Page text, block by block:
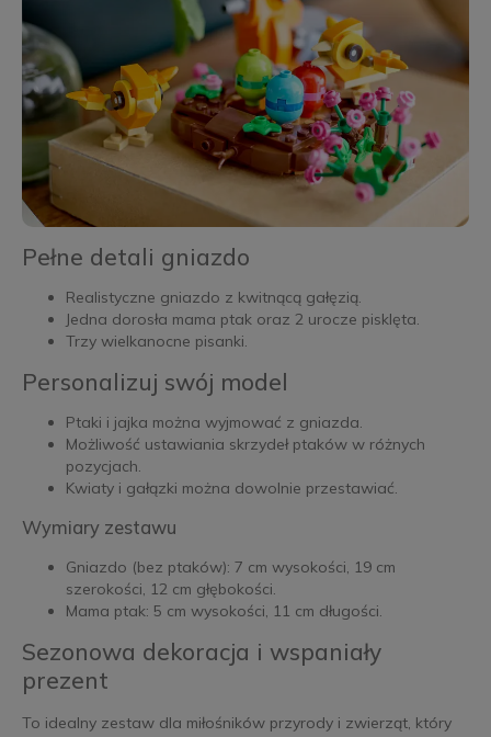
Pełne detali gniazdo
Realistyczne gniazdo z kwitnącą gałęzią.
Jedna dorosła mama ptak oraz 2 urocze pisklęta.
Trzy wielkanocne pisanki.
Personalizuj swój model
Ptaki i jajka można wyjmować z gniazda.
Możliwość ustawiania skrzydeł ptaków w różnych
pozycjach.
Kwiaty i gałązki można dowolnie przestawiać.
Wymiary zestawu
Gniazdo (bez ptaków): 7 cm wysokości, 19 cm
szerokości, 12 cm głębokości.
Mama ptak: 5 cm wysokości, 11 cm długości.
Sezonowa dekoracja i wspaniały
prezent
To idealny zestaw dla miłośników przyrody i zwierząt, który